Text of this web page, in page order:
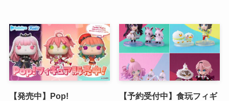
【発売中】Pop!
【予約受付中】食玩フィギ